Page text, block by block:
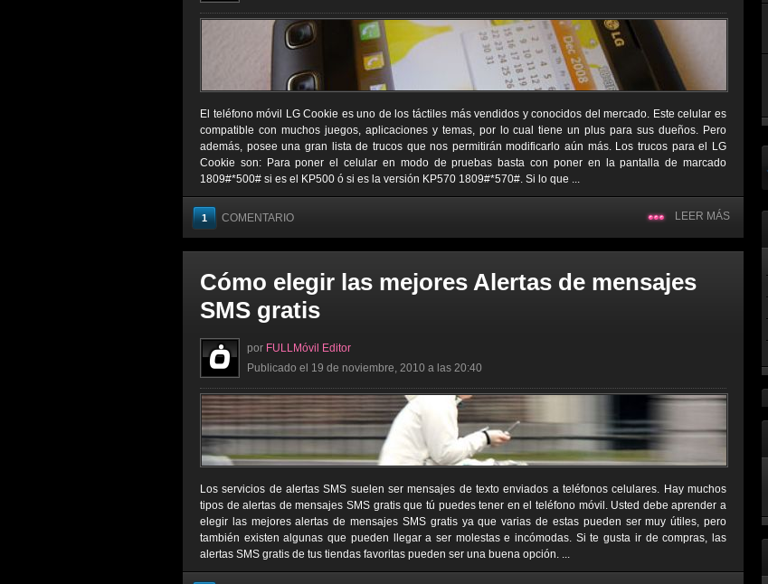
El teléfono móvil LG Cookie es uno de los táctiles más vendidos y conocidos del mercado. Este celular es
compatible con muchos juegos, aplicaciones y temas, por lo cual tiene un plus para sus dueños. Pero
además, posee una gran lista de trucos que nos permitirán modificarlo aún más. Los trucos para el LG
Cookie son: Para poner el celular en modo de pruebas basta con poner en la pantalla de marcado
1809#*500# si es el KP500 ó si es la versión KP570 1809#*570#. Si lo que ...
1 COMENTARIO LEER MÁS
Cómo elegir las mejores Alertas de mensajes
SMS gratis
por FULLMóvil Editor
Publicado el 19 de noviembre, 2010 a las 20:40
Los servicios de alertas SMS suelen ser mensajes de texto enviados a teléfonos celulares. Hay muchos
tipos de alertas de mensajes SMS gratis que tú puedes tener en el teléfono móvil. Usted debe aprender a
elegir las mejores alertas de mensajes SMS gratis ya que varias de estas pueden ser muy útiles, pero
también existen algunas que pueden llegar a ser molestas e incómodas. Si te gusta ir de compras, las
alertas SMS gratis de tus tiendas favoritas pueden ser una buena opción. ...